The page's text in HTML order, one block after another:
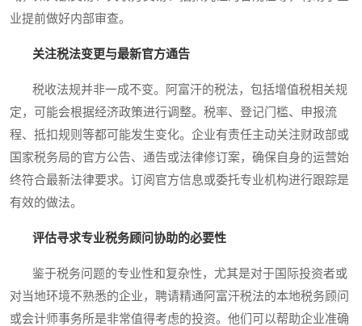
业提前做好内部审查。
关注税法变更与最新官方通告
税收法规并非一成不变。阿富汗的税法，包括增值税相关规
定，可能会根据经济政策进行调整。税率、登记门槛、申报流
程、抵扣规则等都可能发生变化。企业有责任主动关注财政部或
国家税务局的官方公告、通告或法律修订案，确保自身的运营始
终符合最新法律要求。订阅官方信息或委托专业机构进行跟踪是
有效的做法。
评估寻求专业税务顾问协助的必要性
鉴于税务问题的专业性和复杂性，尤其是对于国际投资者或
对当地环境不熟悉的企业，聘请精通阿富汗税法的本地税务顾问
或会计师事务所是非常值得考虑的投资。他们可以帮助企业准确